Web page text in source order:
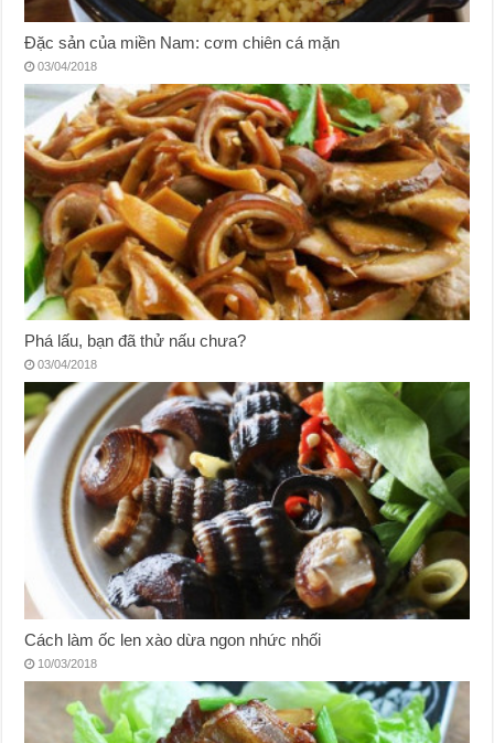
Đặc sản của miền Nam: cơm chiên cá mặn
03/04/2018
Phá lấu, bạn đã thử nấu chưa?
03/04/2018
Cách làm ốc len xào dừa ngon nhức nhối
10/03/2018